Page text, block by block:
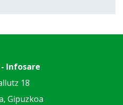
- Infosare
18
Gipuzkoa